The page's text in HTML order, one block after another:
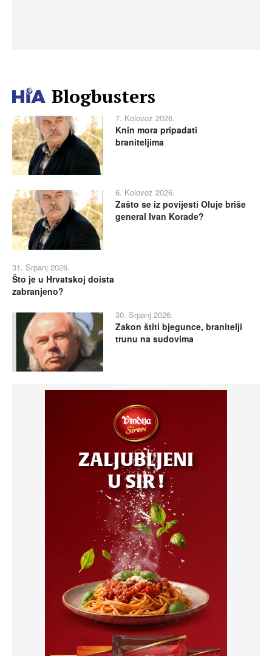
Blogbusters
7. Kolovoz 2026.
Knin mora pripadati
braniteljima
6. Kolovoz 2026.
Zašto se iz povijesti Oluje briše
general Ivan Korade?
31. Srpanj 2026.
Što je u Hrvatskoj doista
zabranjeno?
30. Srpanj 2026.
Zakon štiti bjegunce, branitelji
trunu na sudovima